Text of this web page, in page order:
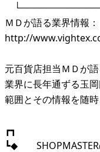
ＭＤが語る業界情報
http://
元百貨店担当ＭＤが語
業界に長年通ずる玉
範囲とその情報を随時
┏┓
┗◆